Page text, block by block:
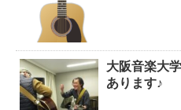
大阪音楽大
あります♪